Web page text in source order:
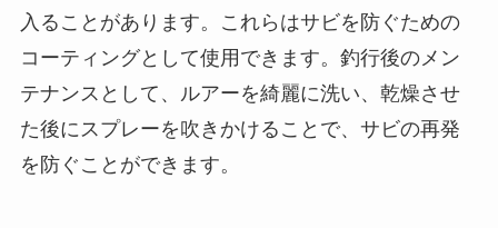
入ることがあります。これらはサビを防ぐための
コーティングとして使用できます。釣行後のメン
テナンスとして、ルアーを綺麗に洗い、乾燥させ
た後にスプレーを吹きかけることで、サビの再発
を防ぐことができます。